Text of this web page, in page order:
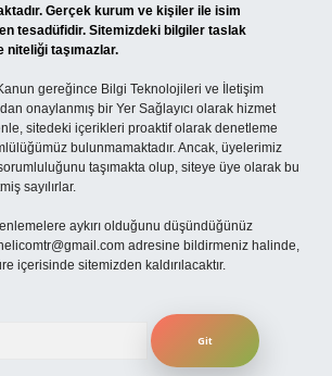
Gerçek kurum ve kişiler ile isim
tesadüfidir. Sitemizdeki bilgiler taslak
niteliği taşımazlar.
gereğince Bilgi Teknolojileri ve İletişim
onaylanmış bir Yer Sağlayıcı olarak hizmet
sitedeki içerikleri proaktif olarak denetleme
bulunmamaktadır. Ancak, üyelerimiz
taşımakta olup, siteye üye olarak bu
sayılırlar.
aykırı olduğunu düşündüğünüz
adresine bildirmeniz halinde,
içerisinde sitemizden kaldırılacaktır.